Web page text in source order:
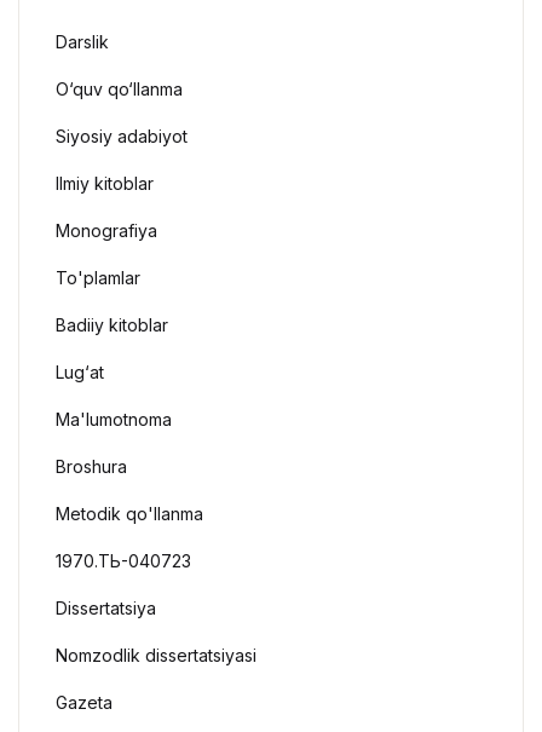
Darslik
O‘quv qo‘llanma
Siyosiy adabiyot
Ilmiy kitoblar
Monografiya
To'plamlar
Badiiy kitoblar
Lug‘at
Ma'lumotnoma
Broshura
Metodik qo'llanma
1970.ТЬ-040723
Dissertatsiya
Nomzodlik dissertatsiyasi
Gazeta